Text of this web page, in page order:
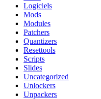
Logiciels
Mods
Modules
Patchers
Quantizers
Resettools
Scripts
Slides
Uncategorized
Unlockers
Unpackers